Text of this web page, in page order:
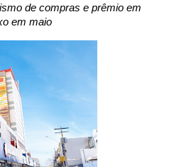
de compras e prêmio em
em maio